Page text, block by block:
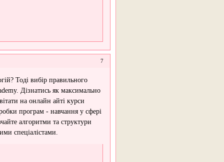
7
Тоді вибір правильного
Дізнатись як максимально
на онлайн айті курси
програм - навчання у сфері
алгоритми та структури
спеціалістами.